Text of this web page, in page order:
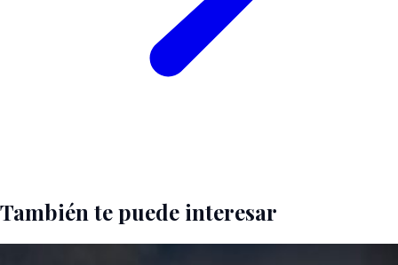
También te puede interesar